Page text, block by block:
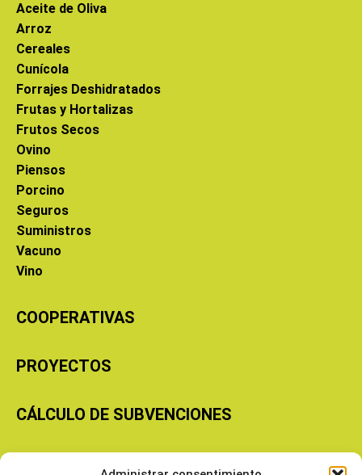
Aceite de Oliva
Arroz
Cereales
Cunícola
Forrajes Deshidratados
Frutas y Hortalizas
Frutos Secos
Ovino
Piensos
Porcino
Seguros
Suministros
Vacuno
Vino
COOPERATIVAS
PROYECTOS
CÁLCULO DE SUBVENCIONES